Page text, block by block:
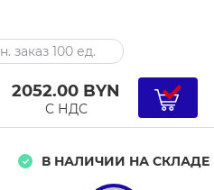
заказ 100 ед.
2052.00 BYN
С НДС
В НАЛИЧИИ НА СКЛАДЕ